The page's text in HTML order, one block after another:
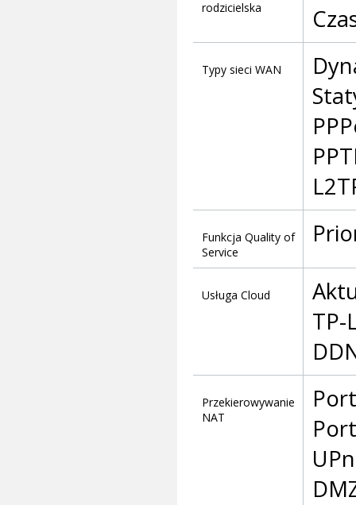
rodzicielska
Typy sieci WAN
Funkcja Quality of
Service
Usługa Cloud
TP-
Przekierowywanie
NAT